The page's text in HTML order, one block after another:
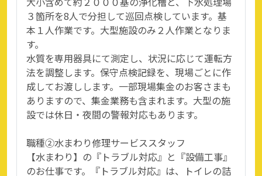
３箇所を8人で分担して巡回点検しています。基
本１人作業です。大型施設のみ２人作業となりま
す。
水質を専用器具にて測定し、状況に応じて運転方
法を調整します。保守点検記録を、現場ごとに作
成してお渡しします。一部現場集金のお客さまも
ありますので、集金業務も含まれます。大型の施
設では休日・夜間の警報対応もあります。
職種②水まわり修理サービススタッフ
【水まわり】の『トラブル対応』と『設備工事』
のお仕事です。『トラブル対応』は、トイレの詰